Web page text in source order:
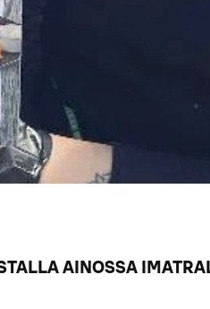
AINOSSA